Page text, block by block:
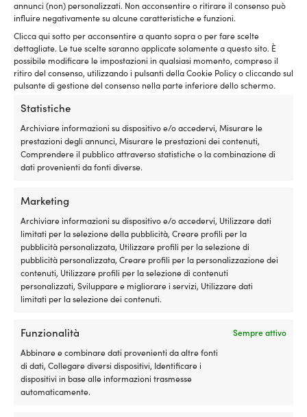
annunci (non) personalizzati. Non acconsentire o ritirare il consenso può
influire negativamente su alcune caratteristiche e funzioni.
Clicca qui sotto per acconsentire a quanto sopra o per fare scelte
dettagliate. Le tue scelte saranno applicate solamente a questo sito. È
possibile modificare le impostazioni in qualsiasi momento, compreso il
ritiro del consenso, utilizzando i pulsanti della Cookie Policy o cliccando sul
pulsante di gestione del consenso nella parte inferiore dello schermo.
Statistiche
Archiviare informazioni su dispositivo e/o accedervi, Misurare le
prestazioni degli annunci, Misurare le prestazioni dei contenuti,
Comprendere il pubblico attraverso statistiche o la combinazione di
dati provenienti da fonti diverse.
Marketing
Archiviare informazioni su dispositivo e/o accedervi, Utilizzare dati
limitati per la selezione della pubblicità, Creare profili per la
pubblicità personalizzata, Utilizzare profili per la selezione di
pubblicità personalizzata, Creare profili per la personalizzazione dei
contenuti, Utilizzare profili per la selezione di contenuti
personalizzati, Sviluppare e migliorare i servizi, Utilizzare dati
limitati per la selezione dei contenuti.
Funzionalità
Sempre attivo
Abbinare e combinare dati provenienti da altre fonti
di dati, Collegare diversi dispositivi, Identificare i
dispositivi in base alle informazioni trasmesse
automaticamente.
opzioni
possono
essere
scelte
nella
pagina
prodotto
bianco/rosso
1,19€- 4,41€Fascia
di
prezzo:
da
1,19 €
a
IVA incl.
Le
opzioni
possono
essere
scelte
nella
pagina
1,19€ -4,41€Fascia
prezzo:
da
1,19 €
a
4,41 €
IVA incl.
Questo
prodotto
varianti.
opzioni
possono
scelte
pagina
prodotto
Cima a metro NOCK Unlimited
Pro, anima UHMWPE 78, calza
in poliestere a 32 trefoli,
bianco/rosso
2,11€ - 5,51€Fascia
di
prezzo:
5,51 €
IVA incl.
Questo
prodotto
ha
più
varianti.
Le
opzioni
possono
pagina
del
prodotto
Cime al metro Regatta Ropes
Atlanta, anima Dyneema SK78,
guaina in poliestere a 32 trefoli,
blu marino/rosso
4,41€- 10,57 €
di
4,41 €